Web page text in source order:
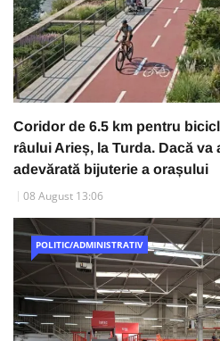
Coridor de 6.5 km pentru
râului Arieș, la Turda. Dacă va
adevărată bijuterie a orașului
08 August 13:06
POLITIC/ADMINISTRATIV